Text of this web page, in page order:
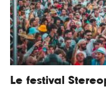
Le festival